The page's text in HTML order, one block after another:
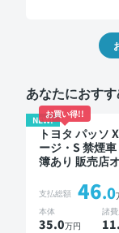
あなたにおす
NEW!
お買い得!!
トヨタ パッソ
ージ・S 禁煙
簿あり 販売店
ETC バックモニ
ライブレコーダ
軽減
支払総額 46.0
本体
35.0万円
諸
11